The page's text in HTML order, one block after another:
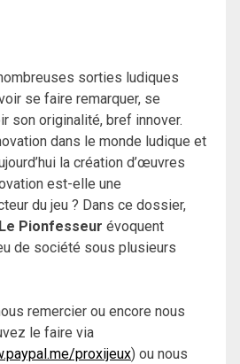
sorties ludiques
se faire remarquer, se
son originalité, bref innover.
dans le monde ludique et
la création d’œuvres
est-elle une
du jeu ? Dans ce dossier,
Le Pionfesseur évoquent
de société sous plusieurs
remercier ou encore nous
le faire via
proxijeux) ou nous